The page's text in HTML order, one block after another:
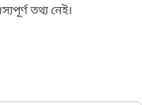
তথ্য নেই।